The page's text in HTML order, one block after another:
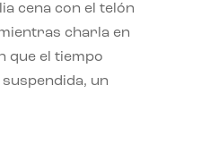
cena con el telón
charla en
que el tiempo
un